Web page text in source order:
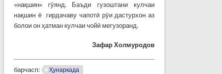
«нақшин» гӯянд. Баъди гузоштани кулчаи
нақшин ё гирдачаву чапотӣ рӯи дастурхон аз
болои он ҳатман кулчаи чойӣ мегузоранд.
Зафар Холмуродов
барчасп: Ҳунаркада